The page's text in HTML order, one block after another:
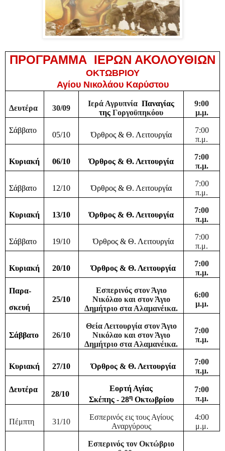
ΠΡΟΓΡΑΜΜΑ ΙΕΡΩΝ ΑΚΟΛΟΥΘΙΩΝ
ΟΚΤΩΒΡΙΟΥ
Αγίου Νικολάου Καρύστου
Δευτέρα 30/09
Ιερά Αγρυπνία Παναγίας
της Γοργοϋπηκόου
9:00
μ.μ.
Σάββατο
05/10 Όρθρος & Θ. Λειτουργία
7:00
π.μ.
Κυριακή 06/10 Όρθρος & Θ. Λειτουργία
7:00
π.μ.
Σάββατο 12/10 Όρθρος & Θ. Λειτουργία
7:00
π.μ.
Κυριακή 13/10 Όρθρος & Θ. Λειτουργία
7:00
π.μ.
Σάββατο 19/10 Όρθρος & Θ. Λειτουργία
7:00
π.μ.
Κυριακή 20/10 Όρθρος & Θ. Λειτουργία
7:00
π.μ.
Παρα-
σκευή
25/10
Εσπερινός στον Άγιο
Νικόλαο και στον Άγιο
Δημήτριο στα Αλαμανέικα.
6:00
μ.μ.
Σάββατο 26/10
Θεία Λειτουργία στον Άγιο
Νικόλαο και στον Άγιο
Δημήτριο στα Αλαμανέικα.
7:00
π.μ.
Κυριακή 27/10 Όρθρος & Θ. Λειτουργία
7:00
π.μ.
Δευτέρα
28/10
Εορτή Αγίας
Σκέπης - 28ηΟκτωβρίου
7:00
π.μ.
Πέμπτη 31/10
Εσπερινός εις τους Αγίους
Αναργύρους
4:00
μ.μ.
Εσπερινός τον Οκτώβριο